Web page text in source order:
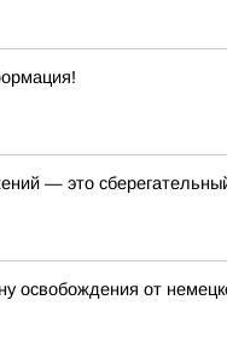
— это
освобождения от